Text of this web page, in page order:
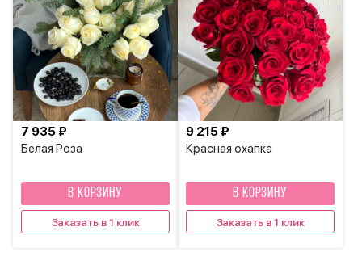
Белая Роза
7 935 ₽
В КОРЗИНУ
Заказать в 1 клик
Красная охапка
9 215 ₽
В КОРЗИНУ
Заказать в 1 клик